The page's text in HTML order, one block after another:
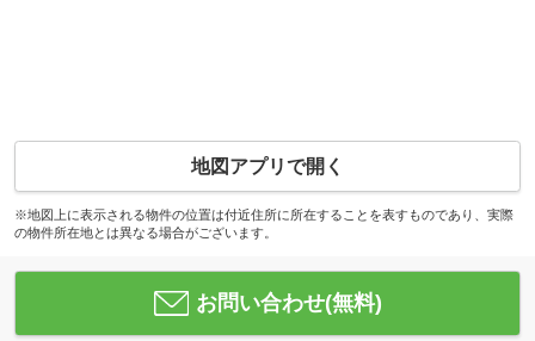
地図アプリで開く
※地図上に表示される物件の位置は付近住所に所在することを表すものであり、実際
の物件所在地とは異なる場合がございます。
お問い合わせ(無料)